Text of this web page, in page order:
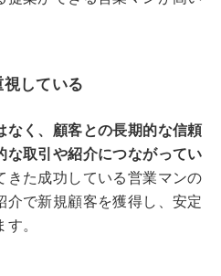
している
なく、顧客との長期的な信頼
な取引や紹介につながってい
きた成功している営業マンの
介で新規顧客を獲得し、安定
。